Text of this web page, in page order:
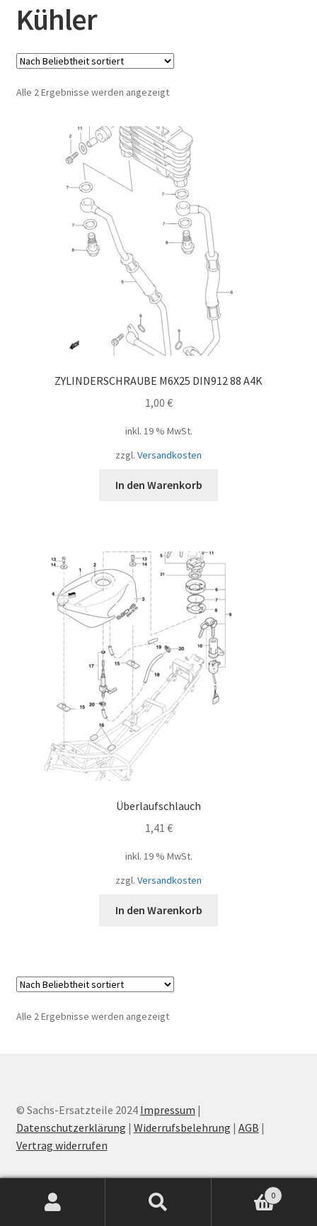
Kühler
Alle 2 Ergebnisse werden angezeigtNach
ZYLINDERSCHRAUBE M6X25 DIN912 88 A4K
1,00 €
inkl. 19 % MwSt.
zzgl. Versandkosten
In den Warenkorb
Überlaufschlauch
1,41 €
inkl. 19 % MwSt.
zzgl. Versandkosten
In den Warenkorb
Alle 2 Ergebnisse werden angezeigtNach
© Sachs-Ersatzteile 2024 Impressum |
Datenschutzerklärung | Widerrufsbelehrung | AGB |
Vertrag widerrufen
0